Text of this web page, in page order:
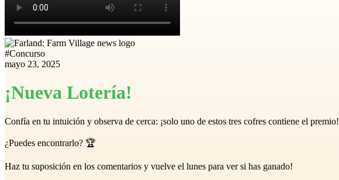
#Concurso
mayo 23, 2025
¡Nueva Lotería!
Confía en tu intuición y observa de cerca: ¡solo uno de estos tres cofres contiene el premio!
¿Puedes encontrarlo? 🏆
Haz tu suposición en los comentarios y vuelve el lunes para ver si has ganado!